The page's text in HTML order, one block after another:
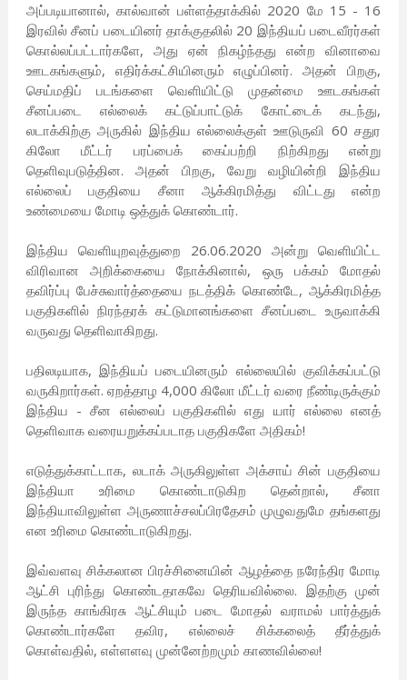
அப்படியானால், கால்வான் பள்ளத்தாக்கில் 2020 மே 15 - 16
இரவில் சீனப் படையினர் தாக்குதலில் 20 இந்தியப் படைவீரர்கள்
கொல்லப்பட்டார்களே, அது ஏன் நிகழ்ந்தது என்ற வினாவை
ஊடகங்களும், எதிர்க்கட்சியினரும் எழுப்பினர். அதன் பிறகு,
செய்மதிப் படங்களை வெளியிட்டு முதன்மை ஊடகங்கள்
சீனப்படை எல்லைக் கட்டுப்பாட்டுக் கோட்டைக் கடந்து,
லடாக்கிற்கு அருகில் இந்திய எல்லைக்குள் ஊடுருவி 60 சதுர
கிலோ மீட்டர் பரப்பைக் கைப்பற்றி நிற்கிறது என்று
தெளிவுபடுத்தின. அதன் பிறகு, வேறு வழியின்றி இந்திய
எல்லைப் பகுதியை சீனா ஆக்கிரமித்து விட்டது என்ற
உண்மையை மோடி ஒத்துக் கொண்டார்.
இந்திய வெளியுறவுத்துறை 26.06.2020 அன்று வெளியிட்ட
விரிவான அறிக்கையை நோக்கினால், ஒரு பக்கம் மோதல்
தவிர்ப்பு பேச்சுவார்த்தையை நடத்திக் கொண்டே, ஆக்கிரமித்த
பகுதிகளில் நிரந்தரக் கட்டுமானங்களை சீனப்படை உருவாக்கி
வருவது தெளிவாகிறது.
பதிலடியாக, இந்தியப் படையினரும் எல்லையில் குவிக்கப்பட்டு
வருகிறார்கள். ஏறத்தாழ 4,000 கிலோ மீட்டர் வரை நீண்டிருக்கும்
இந்திய - சீன எல்லைப் பகுதிகளில் எது யார் எல்லை எனத்
தெளிவாக வரையறுக்கப்படாத பகுதிகளே அதிகம்!
எடுத்துக்காட்டாக, லடாக் அருகிலுள்ள அக்சாய் சின் பகுதியை
இந்தியா உரிமை கொண்டாடுகிற தென்றால், சீனா
இந்தியாவிலுள்ள அருணாச்சலப்பிரதேசம் முழுவதுமே தங்களது
என உரிமை கொண்டாடுகிறது.
இவ்வளவு சிக்கலான பிரச்சினையின் ஆழத்தை நரேந்திர மோடி
ஆட்சி புரிந்து கொண்டதாகவே தெரியவில்லை. இதற்கு முன்
இருந்த காங்கிரசு ஆட்சியும் படை மோதல் வராமல் பார்த்துக்
கொண்டார்களே தவிர, எல்லைச் சிக்கலைத் தீர்த்துக்
கொள்வதில், எள்ளளவு முன்னேற்றமும் காணவில்லை!